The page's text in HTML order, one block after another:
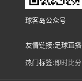
球客岛公众号
友情链接:足球直播
热门标签:即时比分